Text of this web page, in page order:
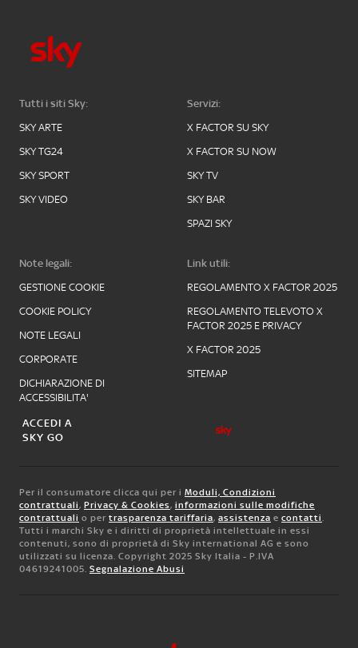
Tutti i siti Sky:
SKY ARTE
SKY TG24
SKY SPORT
SKY VIDEO
Servizi:
X FACTOR SU SKY
X FACTOR SU NOW
SKY TV
SKY BAR
SPAZI SKY
Note legali:
GESTIONE COOKIE
COOKIE POLICY
NOTE LEGALI
CORPORATE
DICHIARAZIONE DI
ACCESSIBILITA'
Link utili:
REGOLAMENTO X FACTOR 2025
REGOLAMENTO TELEVOTO X
FACTOR 2025 E PRIVACY
X FACTOR 2025
SITEMAP
ACCEDI A
SKY GO
Per il consumatore clicca qui per i Moduli, Condizioni
contrattuali, Privacy & Cookies, informazioni sulle modifiche
contrattuali o per trasparenza tariffaria, assistenza e contatti.
Tutti i marchi Sky e i diritti di proprietà intellettuale in essi
contenuti, sono di proprietà di Sky international AG e sono
utilizzati su licenza. Copyright 2025 Sky Italia - P.IVA
04619241005. Segnalazione Abusi